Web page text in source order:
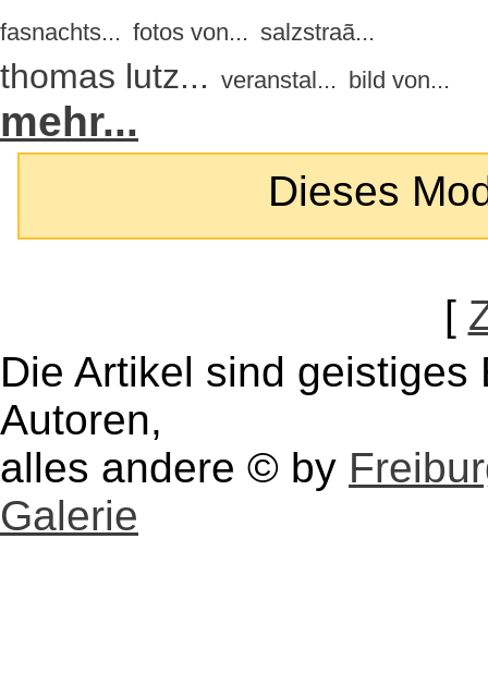
fasnachts... fotos von... salzstraã...
thomas lutz... veranstal... bild von...
mehr...
Dieses
[
Die Artikel sind
Autoren,
alles andere © by
Galerie